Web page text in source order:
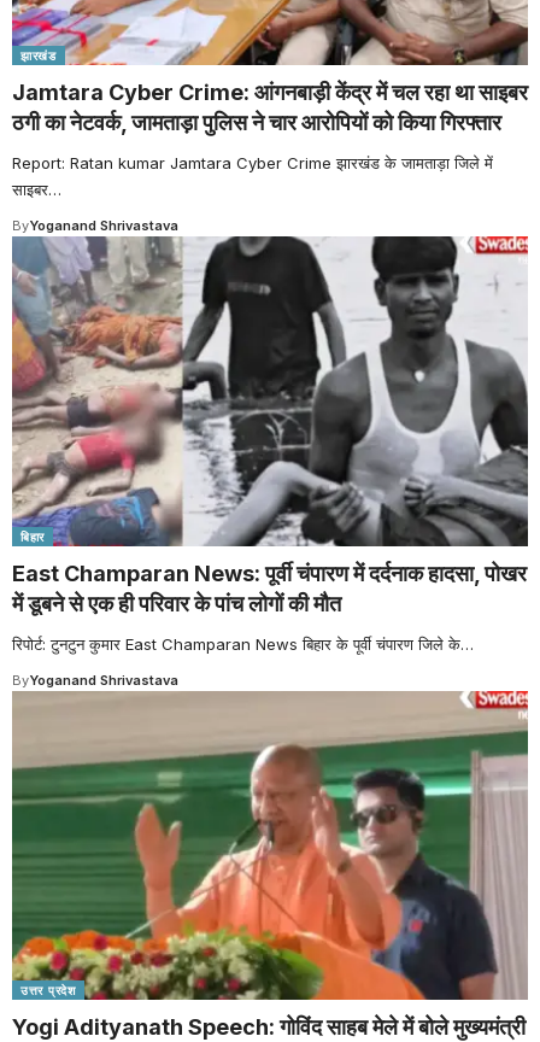
झारखंड
Jamtara Cyber Crime: आंगनबाड़ी केंद्र में चल रहा था साइबर
ठगी का नेटवर्क, जामताड़ा पुलिस ने चार आरोपियों को किया गिरफ्तार
Report: Ratan kumar Jamtara Cyber Crime झारखंड के जामताड़ा जिले में
साइबर…
ByYoganand Shrivastava
बिहार
East Champaran News: पूर्वी चंपारण में दर्दनाक हादसा, पोखर
में डूबने से एक ही परिवार के पांच लोगों की मौत
रिपोर्ट: टुनटुन कुमार East Champaran News बिहार के पूर्वी चंपारण जिले के…
ByYoganand Shrivastava
उत्तर प्रदेश
Yogi Adityanath Speech: गोविंद साहब मेले में बोले मुख्यमंत्री